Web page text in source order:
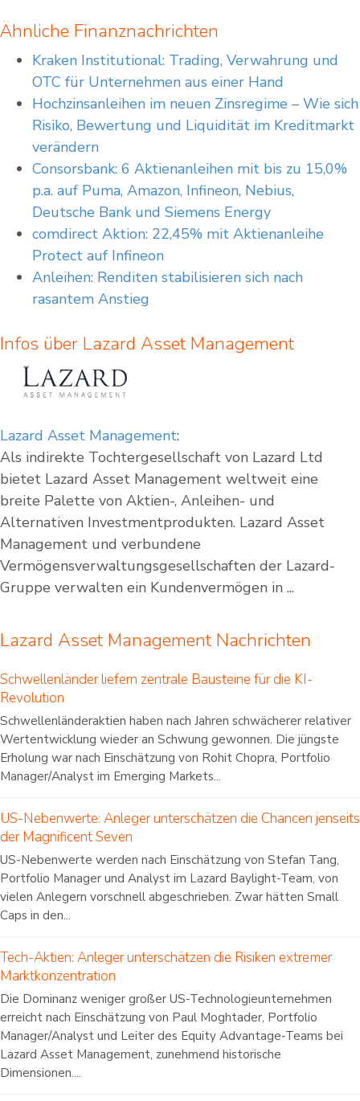
Ähnliche Finanznachrichten
Kraken Institutional: Trading, Verwahrung und
OTC für Unternehmen aus einer Hand
Hoch­zins­an­lei­hen im neu­en Zins­re­gime – Wie sich
Risiko, Bewertung und Liquidität im Kreditmarkt
verändern
Consorsbank: 6 Aktienanleihen mit bis zu 15,0%
p.a. auf Puma, Amazon, Infineon, Nebius,
Deutsche Bank und Siemens Energy
comdirect Aktion: 22,45% mit Aktienanleihe
Protect auf Infineon
Anleihen: Renditen stabilisieren sich nach
rasantem Anstieg
Infos über Lazard Asset Management
Lazard Asset Management:
Als indirekte Tochtergesellschaft von Lazard Ltd
bietet Lazard Asset Management weltweit eine
breite Palette von Aktien-, Anleihen- und
Alternativen Investmentprodukten. Lazard Asset
Management und verbundene
Vermögensverwaltungsgesellschaften der Lazard-
Gruppe verwalten ein Kundenvermögen in ...
Lazard Asset Management Nachrichten
Schwellenländer liefern zentrale Bausteine für die KI-
Revolution
Schwellenländeraktien haben nach Jahren schwächerer relativer
Wertentwicklung wieder an Schwung gewonnen. Die jüngste
Erholung war nach Einschätzung von Rohit Chopra, Portfolio
Manager/Analyst im Emerging Markets...
US-Nebenwerte: Anleger unterschätzen die Chancen jenseits
der Magnificent Seven
US-Nebenwerte werden nach Einschätzung von Stefan Tang,
Portfolio Manager und Analyst im Lazard Baylight-Team, von
vielen Anlegern vorschnell abgeschrieben. Zwar hätten Small
Caps in den...
Tech-Aktien: Anleger unterschätzen die Risiken extremer
Marktkonzentration
Die Dominanz weniger großer US-Technologieunternehmen
erreicht nach Einschätzung von Paul Moghtader, Portfolio
Manager/Analyst und Leiter des Equity Advantage-Teams bei
Lazard Asset Management, zunehmend historische
Dimensionen....